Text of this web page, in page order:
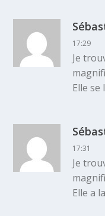
17:29
Je
Elle se
17:31
Je
Elle a